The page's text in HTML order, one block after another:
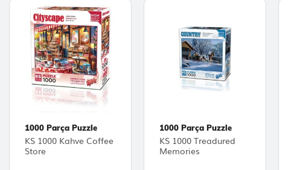
1000 Parça Puzzle
KS 1000 Kahve Coffee
Store
1000 Parça Puzzle
KS 1000 Treadured
Memories